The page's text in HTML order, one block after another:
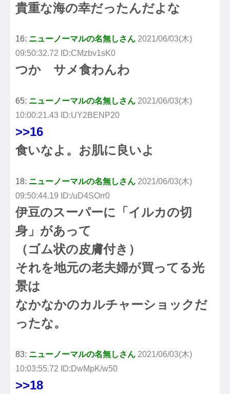
貴重な海の幸だったんだよな
16: ニューノーマルの名無しさん 2021/06/03(木)
09:50:32.72 ID:CMzbv1sK0
つか サメ食わんわ
65: ニューノーマルの名無しさん 2021/06/03(木)
10:00:21.43 ID:UY2BENP20
>>16
食いなよ。お肌に良いよ
18: ニューノーマルの名無しさん 2021/06/03(木)
09:50:44.19 ID:/uD4SOrr0
伊豆のスーパーに「イルカの切
身」があって
（ゴム状の皮膚付き）
それを地元の老夫婦が買ってる光
景は
なかなかのカルチャーショックだ
ったな。
83: ニューノーマルの名無しさん 2021/06/03(木)
10:03:55.72 ID:DwMpK/w50
>>18